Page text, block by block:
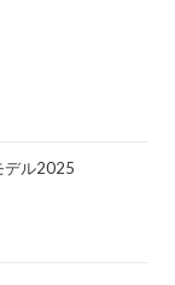
デル2025